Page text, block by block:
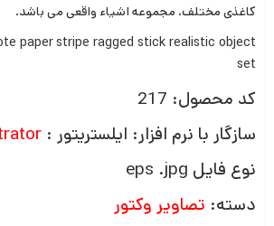
کاغذی مختلف، مجموعه اشیاء واقعی می باشد.
paper stripe ragged stick realistic object
set
کد محصول: 217
سازگار با نرم افزار: ایلستریتور :
نوع فایل eps .jpg
دسته: تصاویر وکتور